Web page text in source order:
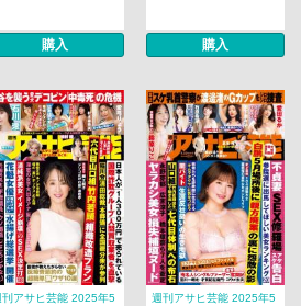
購入 購入
刊アサヒ芸能 2025年5
週刊アサヒ芸能 2025年5